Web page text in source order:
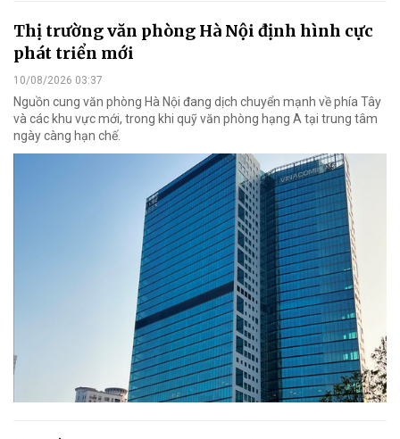
Thị trường văn phòng Hà Nội định hình cực
phát triển mới
10/08/2026 03:37
Nguồn cung văn phòng Hà Nội đang dịch chuyển mạnh về phía Tây
và các khu vực mới, trong khi quỹ văn phòng hạng A tại trung tâm
ngày càng hạn chế.